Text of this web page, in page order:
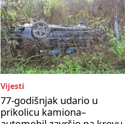
Vijesti
77-godišnjak udario u
prikolicu kamiona–